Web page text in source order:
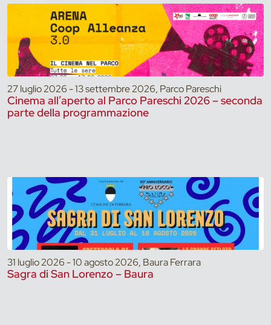
27 luglio 2026 - 13 settembre 2026, Parco Pareschi
Cinema all’aperto al Parco Pareschi 2026 – seconda
parte della programmazione
31 luglio 2026 - 10 agosto 2026, Baura Ferrara
Sagra di San Lorenzo – Baura